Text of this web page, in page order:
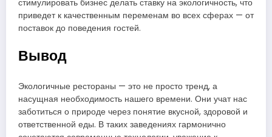
стимулировать бизнес делать ставку на экологичность, что
приведет к качественным переменам во всех сферах — от
поставок до поведения гостей.
Вывод
Экологичные рестораны — это не просто тренд, а
насущная необходимость нашего времени. Они учат нас
заботиться о природе через понятие вкусной, здоровой и
ответственной еды. В таких заведениях гармонично